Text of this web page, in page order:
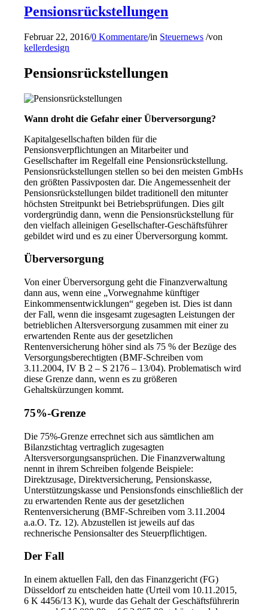
Pensionsrückstellungen
Februar 22, 2016/0 Kommentare/in Steuernews /von
kellerdesign
Pensionsrückstellungen
Wann droht die Gefahr einer Überversorgung?
Kapitalgesellschaften bilden für die
Pensionsverpflichtungen an Mitarbeiter und
Gesellschafter im Regelfall eine Pensionsrückstellung.
Pensionsrückstellungen stellen so bei den meisten GmbHs
den größten Passivposten dar. Die Angemessenheit der
Pensionsrückstellungen bildet traditionell den mitunter
höchsten Streitpunkt bei Betriebsprüfungen. Dies gilt
vordergründig dann, wenn die Pensionsrückstellung für
den vielfach alleinigen Gesellschafter-Geschäftsführer
gebildet wird und es zu einer Überversorgung kommt.
Überversorgung
Von einer Überversorgung geht die Finanzverwaltung
dann aus, wenn eine „Vorwegnahme künftiger
Einkommensentwicklungen“ gegeben ist. Dies ist dann
der Fall, wenn die insgesamt zugesagten Leistungen der
betrieblichen Altersversorgung zusammen mit einer zu
erwartenden Rente aus der gesetzlichen
Rentenversicherung höher sind als 75 % der Bezüge des
Versorgungsberechtigten (BMF-Schreiben vom
3.11.2004, IV B 2 – S 2176 – 13/04). Problematisch wird
diese Grenze dann, wenn es zu größeren
Gehaltskürzungen kommt.
75%-Grenze
Die 75%-Grenze errechnet sich aus sämtlichen am
Bilanzstichtag vertraglich zugesagten
Altersversorgungsansprüchen. Die Finanzverwaltung
nennt in ihrem Schreiben folgende Beispiele:
Direktzusage, Direktversicherung, Pensionskasse,
Unterstützungskasse und Pensionsfonds einschließlich der
zu erwartenden Rente aus der gesetzlichen
Rentenversicherung (BMF-Schreiben vom 3.11.2004
a.a.O. Tz. 12). Abzustellen ist jeweils auf das
rechnerische Pensionsalter des Steuerpflichtigen.
Der Fall
In einem aktuellen Fall, den das Finanzgericht (FG)
Düsseldorf zu entscheiden hatte (Urteil vom 10.11.2015,
6 K 4456/13 K), wurde das Gehalt der Geschäftsführerin